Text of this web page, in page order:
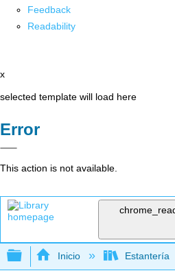
Feedback
Readability
x
selected template will load here
Error
This action is not available.
Expandir/contraer
Inicio Estantería